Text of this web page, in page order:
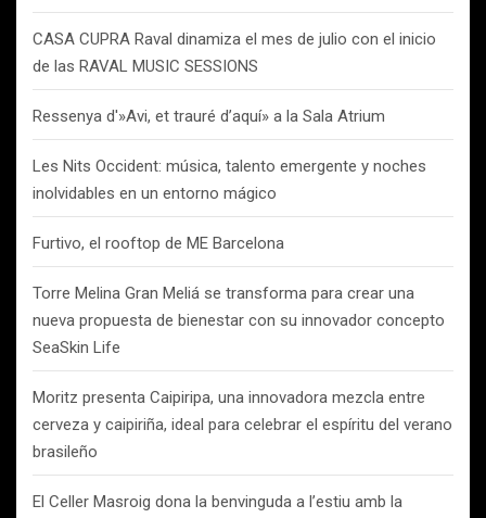
CASA CUPRA Raval dinamiza el mes de julio con el inicio
de las RAVAL MUSIC SESSIONS
Ressenya d'»Avi, et trauré d’aquí» a la Sala Atrium
Les Nits Occident: música, talento emergente y noches
inolvidables en un entorno mágico
Furtivo, el rooftop de ME Barcelona
Torre Melina Gran Meliá se transforma para crear una
nueva propuesta de bienestar con su innovador concepto
SeaSkin Life
Moritz presenta Caipiripa, una innovadora mezcla entre
cerveza y caipiriña, ideal para celebrar el espíritu del verano
brasileño
El Celler Masroig dona la benvinguda a l’estiu amb la